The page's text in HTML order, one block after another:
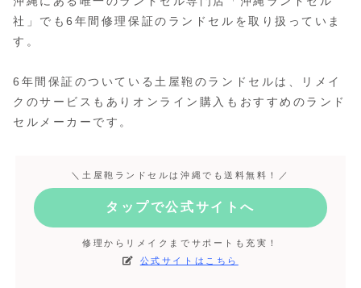
社」でも6年間修理保証のランドセルを取り扱っていま
す。
6年間保証のついている土屋鞄のランドセルは、リメイ
クのサービスもありオンライン購入もおすすめのランド
セルメーカーです。
＼土屋鞄ランドセルは沖縄でも送料無料！／
タップで公式サイトへ
修理からリメイクまでサポートも充実！
公式サイトはこちら